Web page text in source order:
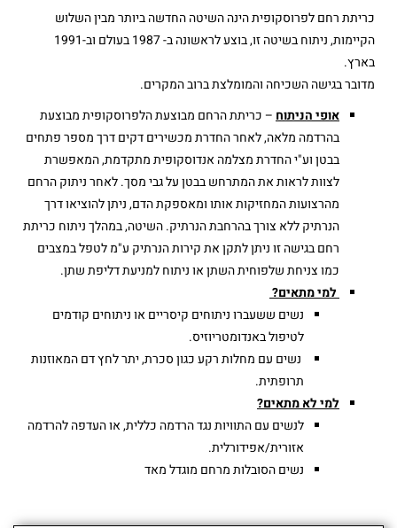
כריתת רחם לפרוסקופית הינה השיטה החדשה ביותר מבין השלוש
הקיימות, ניתוח בשיטה זו, בוצע לראשונה ב- 1987 בעולם וב-1991
בארץ.
מדובר בגישה השכיחה והמומלצת ברוב המקרים.
אופי הניתוח – כריתת הרחם מבוצעת הלפרוסקופית מבוצעת
בהרדמה מלאה, לאחר החדרת מכשירים דקים דרך מספר פתחים
בבטן וע"י החדרת מצלמה אנדוסקופית מתקדמת, המאפשרת
לצוות לראות את המתרחש בבטן על גבי מסך. לאחר ניתוק הרחם
מהרצועות המחזיקות אותו ומאספקת הדם, ניתן להוציאו דרך
הנרתיק ללא צורך בהרחבת הנרתיק. השיטה, במהלך ניתוח כריתת
רחם בגישה זו ניתן לתקן את קירות הנרתיק ע"מ לטפל במצבים
כמו צניחת שלפוחית השתן או ניתוח למניעת דליפת שתן.
למי מתאים?
נשים ששעברו ניתוחים קיסריים או ניתוחים קודמים
לטיפול באנדומטריוזיס.
נשים עם מחלות רקע כגון סכרת, יתר לחץ דם המאוזנות
תרופתית.
למי לא מתאים?
לנשים עם התוויות נגד הרדמה כללית, או העדפה להרדמה
אזורית/אפידורלית.
נשים הסובלות מרחם מוגדל מאד